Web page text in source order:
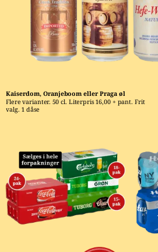
Kaiserdom, Oranjeboom eller Praga øl
Flere varianter. 50 cl. Literpris 16,00 + pant. Frit
valg. 1 dåse